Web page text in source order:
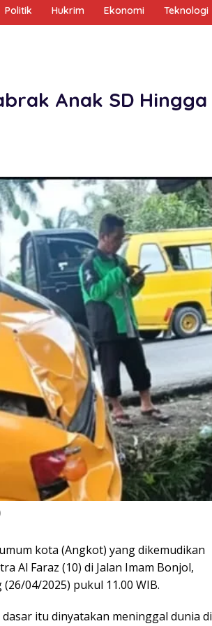
Politik Hukrim Ekonomi Teknologi
Anak SD Hingga
kota (Angkot) yang dikemudikan
Al Faraz (10) di Jalan Imam Bonjol,
04/2025) pukul 11.00 WIB.
itu dinyatakan meninggal dunia di